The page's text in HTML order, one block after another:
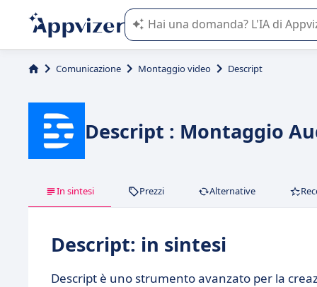
L'IA di Appvizer vi guida
Comunicazione Montaggio video Descript
Descript : Montaggio
In sintesi Prezzi Alternative
Descript: in sintesi
Descript è uno strumento avanzato per la